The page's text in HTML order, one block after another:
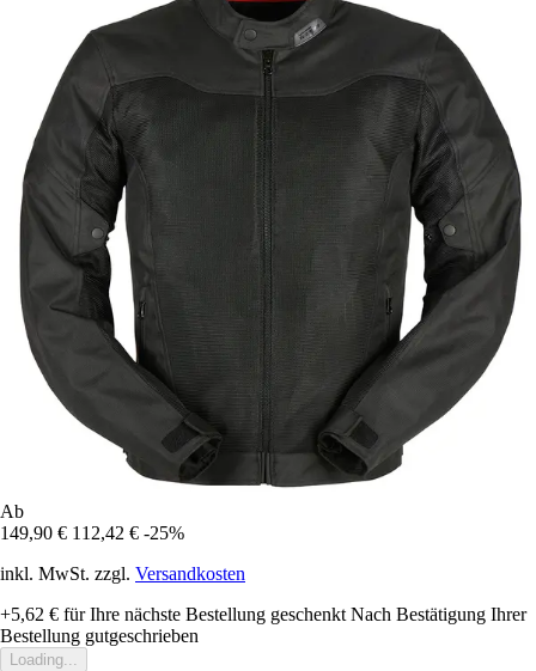
Ab
149,90 € 112,42 € -25%
inkl. MwSt. zzgl. Versandkosten
+5,62 € für Ihre nächste Bestellung geschenkt Nach Bestätigung Ihrer
Bestellung gutgeschrieben
Loading...